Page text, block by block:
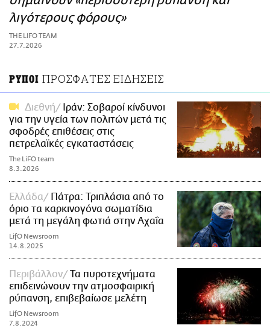
ΑΜΠΑ
PRINT
λιγότερους φόρους»
THE LIFO TEAM
27.7.2026
ΡΥΠΟΙ ΠΡΟΣΦΑΤΕΣ ΕΙΔΗΣΕΙΣ
Διεθνή
Ιράν: Σοβαροί κίνδυνοι
για την υγεία των πολιτών μετά τις
σφοδρές επιθέσεις στις
πετρελαϊκές εγκαταστάσεις
The LiFO team
8.3.2026
Ελλάδα
Πάτρα: Τριπλάσια από το
όριο τα καρκινογόνα σωματίδια
μετά τη μεγάλη φωτιά στην Αχαΐα
LifO Newsroom
14.8.2025
Περιβάλλον
Τα πυροτεχνήματα
επιδεινώνουν την ατμοσφαιρική
ρύπανση, επιβεβαίωσε μελέτη
LifO Newsroom
7.8.2024